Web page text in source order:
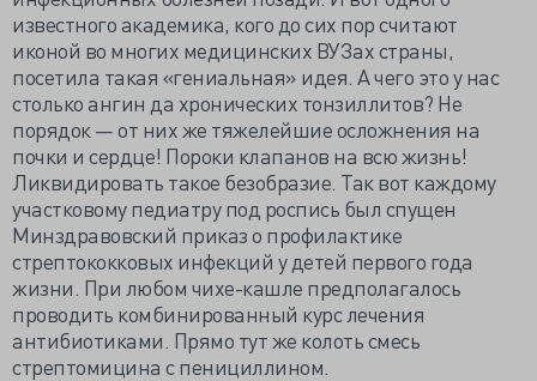
известного академика, кого до сих пор считают
иконой во многих медицинских ВУЗах страны,
посетила такая «гениальная» идея. А чего это у нас
столько ангин да хронических тонзиллитов? Не
порядок — от них же тяжелейшие осложнения на
почки и сердце! Пороки клапанов на всю жизнь!
Ликвидировать такое безобразие. Так вот каждому
участковому педиатру под роспись был спущен
Минздравовский приказ о профилактике
стрептококковых инфекций у детей первого года
жизни. При любом чихе-кашле предполагалось
проводить комбинированный курс лечения
антибиотиками. Прямо тут же колоть смесь
стрептомицина с пенициллином.